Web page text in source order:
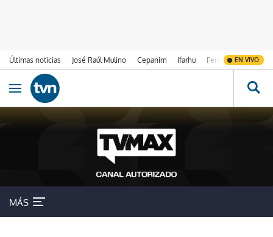
Últimas noticias José Raúl Mulino Cepanim Ifarhu Fenómeno de El
EN VIVO
Ir al contenido
Obrir navegació
MÁS